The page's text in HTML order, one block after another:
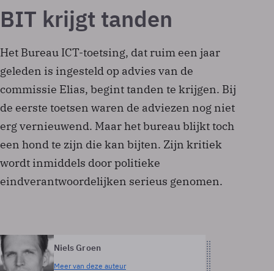
BIT krijgt tanden
Het Bureau ICT-toetsing, dat ruim een jaar
geleden is ingesteld op advies van de
commissie Elias, begint tanden te krijgen. Bij
de eerste toetsen waren de adviezen nog niet
erg vernieuwend. Maar het bureau blijkt toch
een hond te zijn die kan bijten. Zijn kritiek
wordt inmiddels door politieke
eindverantwoordelijken serieus genomen.
Niels Groen
Meer van deze auteur